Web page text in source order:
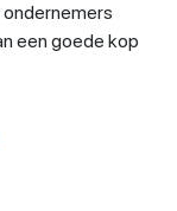
een goede kop